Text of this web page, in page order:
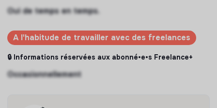
Oui de temps en temps.
A l'habitude de travailler avec des freelances
🔒 Informations réservées aux abonné•e•s Freelance+
Occasionnellement